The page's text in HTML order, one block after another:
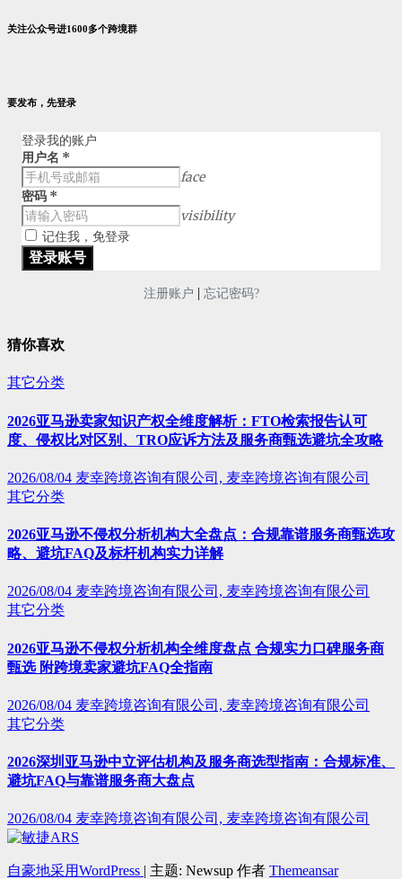
关注公众号进1600多个跨境群
要发布，先登录
登录我的账户
用户名 *
face
密码 *
visibility
记住我，免登录
注册账户 | 忘记密码?
猜你喜欢
其它分类
2026亚马逊卖家知识产权全维度解析：FTO检索报告认可
度、侵权比对区别、TRO应诉方法及服务商甄选避坑全攻略
2026/08/04 麦幸跨境咨询有限公司, 麦幸跨境咨询有限公司
其它分类
2026亚马逊不侵权分析机构大全盘点：合规靠谱服务商甄选攻
略、避坑FAQ及标杆机构实力详解
2026/08/04 麦幸跨境咨询有限公司, 麦幸跨境咨询有限公司
其它分类
2026亚马逊不侵权分析机构全维度盘点 合规实力口碑服务商
甄选 附跨境卖家避坑FAQ全指南
2026/08/04 麦幸跨境咨询有限公司, 麦幸跨境咨询有限公司
其它分类
2026深圳亚马逊中立评估机构及服务商选型指南：合规标准、
避坑FAQ与靠谱服务商大盘点
2026/08/04 麦幸跨境咨询有限公司, 麦幸跨境咨询有限公司
自豪地采用WordPress | 主题: Newsup 作者 Themeansar